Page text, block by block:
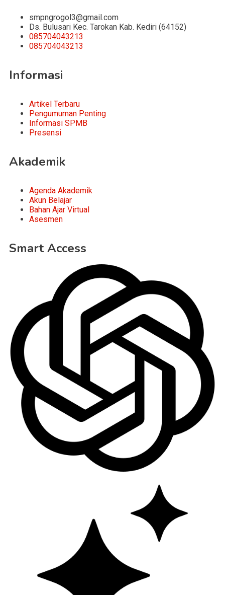
smpngrogol3@gmail.com
Ds. Bulusari Kec. Tarokan Kab. Kediri (64152)
085704043213
085704043213
Informasi
Artikel Terbaru
Pengumuman Penting
Informasi SPMB
Presensi
Akademik
Agenda Akademik
Akun Belajar
Bahan Ajar Virtual
Asesmen
Smart Access